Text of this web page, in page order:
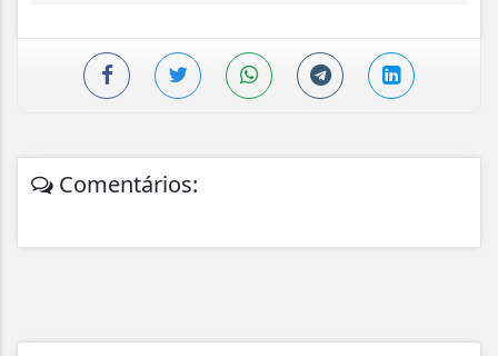
Comentários: